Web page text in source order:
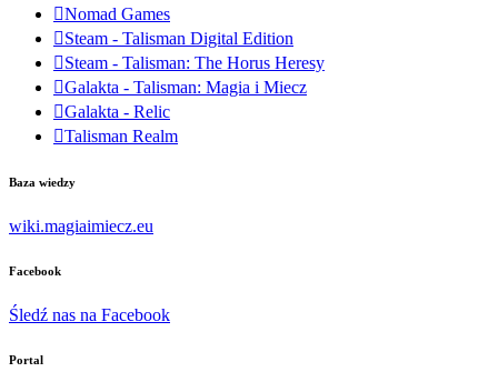
Nomad Games
Steam - Talisman Digital Edition
Steam - Talisman: The Horus Heresy
Galakta - Talisman: Magia i Miecz
Galakta - Relic
Talisman Realm
Baza wiedzy
wiki.magiaimiecz.eu
Facebook
Śledź nas na Facebook
Portal